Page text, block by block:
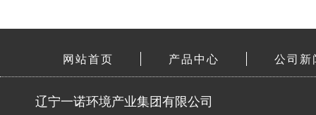
网站首页 产品中心 公司新
辽宁一诺环境产业集团有限公司